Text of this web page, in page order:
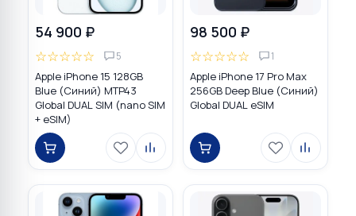
54 900 ₽
☆☆☆☆☆ 5
Apple iPhone 15 128GB
Blue (Синий) MTP43
Global DUAL SIM (nano SIM
+ eSIM)
98 500 ₽
☆☆☆☆☆ 1
Apple iPhone 17 Pro Max
256GB Deep Blue (Синий)
Global DUAL eSIM